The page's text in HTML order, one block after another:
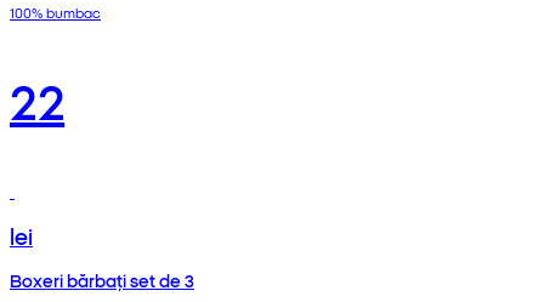
100% bumbac
22
lei
Boxeri bărbați set de 3